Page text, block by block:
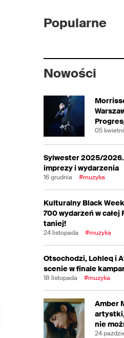
Popularne
Nowości
05
Sylwester 2025/
imprezy i wydarzenia
16 grudnia #muzyka
Kulturalny Black
700 wydarzeń w
taniej!
24 listopada #muzyka
Otsochodzi, Lohleq i
scenie w finale
18 listopada #muzyka
Amber
nie
24